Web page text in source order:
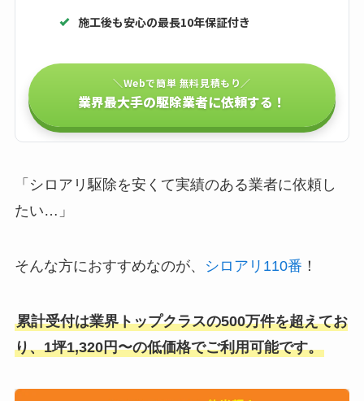
施工後も安心の最長10年保証付き
＼Webで簡単 無料見積もり／
業界最大手の駆除業者に依頼する！
「シロアリ駆除を安くて実績のある業者に依頼し
たい…」
そんな方におすすめなのが、 シロアリ110番 ！
累計受付は業界トップクラスの500万件を超えてお
り、1坪1,320円〜の低価格でご利用可能です。